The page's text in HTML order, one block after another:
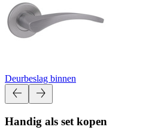
Deurbeslag binnen
Handig als set kopen